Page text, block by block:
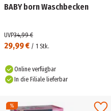
BABY born Waschbecken
29,99 € / 1 Stk.
UVP34,99 €
Online verfügbar
In die Filiale lieferbar